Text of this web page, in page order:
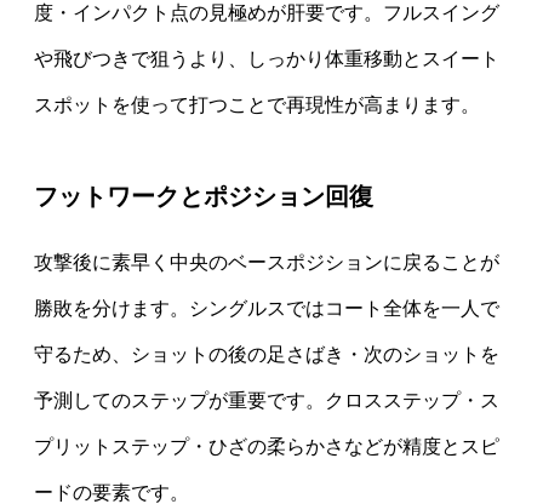
度・インパクト点の見極めが肝要です。フルスイング
や飛びつきで狙うより、しっかり体重移動とスイート
スポットを使って打つことで再現性が高まります。
フットワークとポジション回復
攻撃後に素早く中央のベースポジションに戻ることが
勝敗を分けます。シングルスではコート全体を一人で
守るため、ショットの後の足さばき・次のショットを
予測してのステップが重要です。クロスステップ・ス
プリットステップ・ひざの柔らかさなどが精度とスピ
ードの要素です。